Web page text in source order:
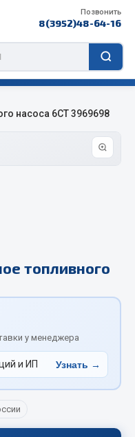
Позвонить
8(3952)48-64-16
насоса 6CT 3969698
топливного
у менеджера
и ИП Узнать →